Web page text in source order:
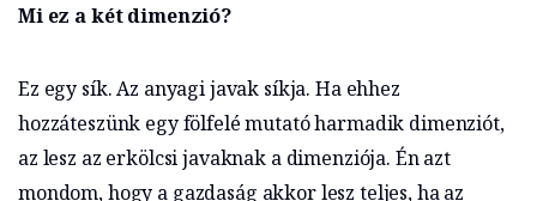
Mi ez a két dimenzió?
Ez egy sík. Az anyagi javak síkja. Ha ehhez
hozzáteszünk egy fölfelé mutató harmadik dimenziót,
az lesz az erkölcsi javaknak a dimenziója. Én azt
mondom, hogy a gazdaság akkor lesz teljes, ha az